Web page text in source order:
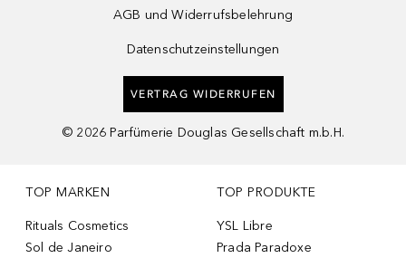
AGB und Widerrufsbelehrung
Datenschutzeinstellungen
VERTRAG WIDERRUFEN
© 2026 Parfümerie Douglas Gesellschaft m.b.H.
TOP MARKEN
Rituals Cosmetics
Sol de Janeiro
TOP PRODUKTE
YSL Libre
Prada Paradoxe